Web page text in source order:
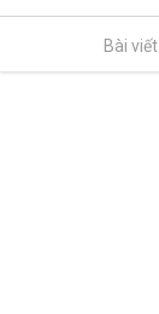
Bài viết